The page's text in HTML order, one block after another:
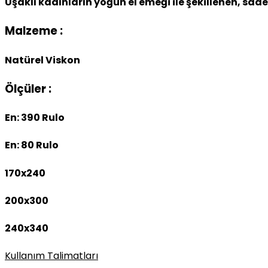
Malzeme :
Natürel Viskon
Ölçüler :
En: 390 Rulo
En: 80 Rulo
170x240
200x300
240x340
Kullanım Talimatları